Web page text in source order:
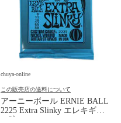
chuya-online
この販売店の送料について
アーニーボール ERNIE BALL
2225 Extra Slinky エレキギタ